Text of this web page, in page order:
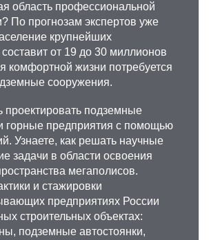
область профессиональной
По прогнозам экспертов уже
крупнейших
от 19 до 30 миллионов
комфортной жизни потребуется
сооружения.
проектировать подземные
горные предприятия с помощью
Узнаете, как решать научные
задачи в области освоения
мегаполисов.
и стажировки
предприятиях России
строительных объектах:
подземные автостоянки,